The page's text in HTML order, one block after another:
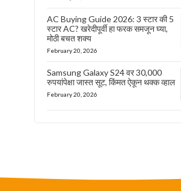
AC Buying Guide 2026: 3 स्टार की 5
स्टार AC? खरेदीपूर्वी हा फरक समजून घ्या,
मोठी बचत शक्य
February 20, 2026
Samsung Galaxy S24 वर 30,000
रुपयांपेक्षा जास्त सूट, किंमत ऐकून थक्क व्हाल
February 20, 2026